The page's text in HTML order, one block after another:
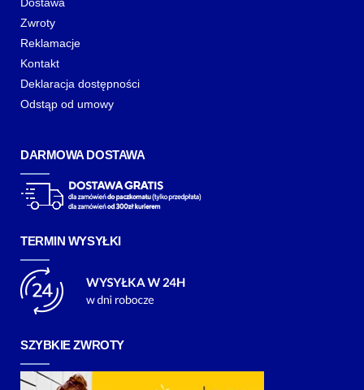
Zwroty
Reklamacje
Kontakt
Deklaracja dostępności
Odstąp od umowy
DARMOWA DOSTAWA
TERMIN WYSYŁKI
SZYBKIE ZWROTY